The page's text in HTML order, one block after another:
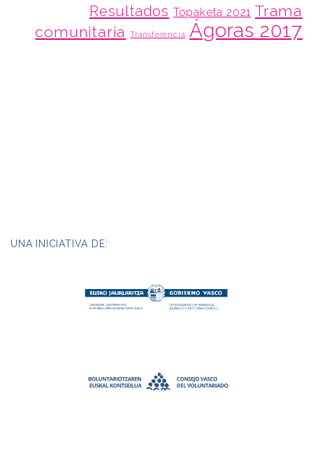
Resultados Topaketa 2021 Trama
comunitaria
Transferencia Ágoras 2017
UNA INICIATIVA DE: